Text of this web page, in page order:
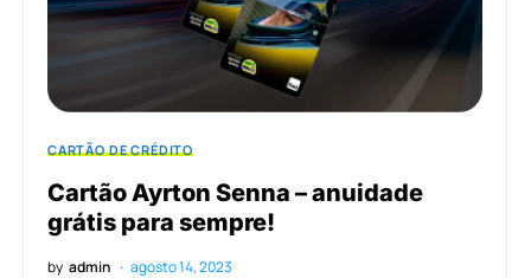
CARTÃO DE CRÉDITO
Cartão Ayrton Senna – anuidade
grátis para sempre!
by admin agosto 14, 2023